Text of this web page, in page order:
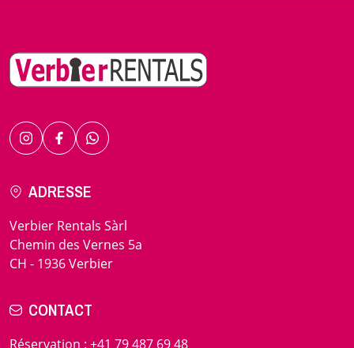
ADRESSE
Verbier Rentals Sàrl
Chemin des Vernes 5a
CH - 1936 Verbier
CONTACT
Réservation : +41 79 487 69 48